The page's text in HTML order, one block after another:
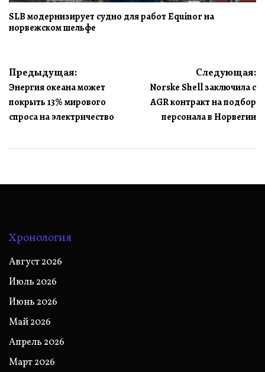
SLB модернизирует судно для работ Equinor на
норвежском шельфе
Навигация
по
записям
Предыдущая:
Энергия океана может
покрыть 13% мирового
спроса на электричество
Следующая:
Norske Shell заключила с
AGR контракт на подбор
персонала в Норвегии
Хронология
Август 2026
Июль 2026
Июнь 2026
Май 2026
Апрель 2026
Март 2026